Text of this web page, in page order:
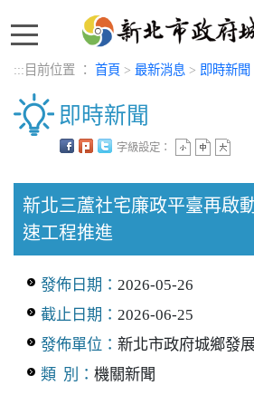
::: 目前位置 ： 首頁 > 最新消息 > 即時新聞
即時新聞
字級設定：
新北三蘆社宅廉政平臺再啟
速工程推進
發佈日期： 2026-05-26
截止日期： 2026-06-25
發佈單位： 新北市政府城鄉發
類 別： 機關新聞